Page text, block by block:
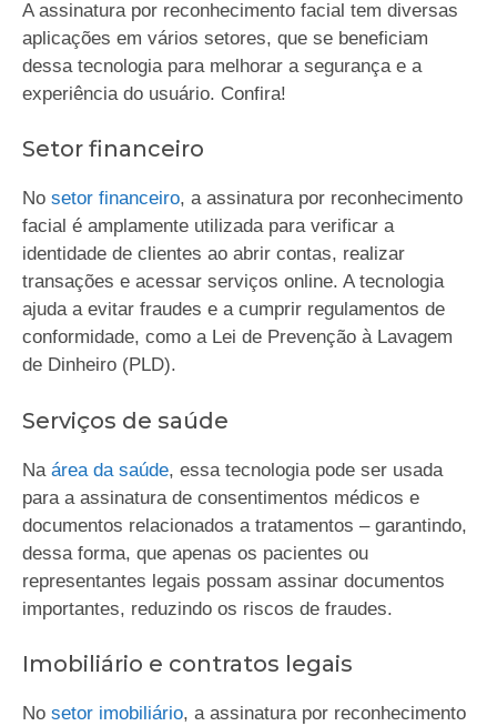
A assinatura por reconhecimento facial tem diversas
aplicações em vários setores, que se beneficiam
dessa tecnologia para melhorar a segurança e a
experiência do usuário. Confira!
Setor financeiro
No setor financeiro, a assinatura por reconhecimento
facial é amplamente utilizada para verificar a
identidade de clientes ao abrir contas, realizar
transações e acessar serviços online. A tecnologia
ajuda a evitar fraudes e a cumprir regulamentos de
conformidade, como a Lei de Prevenção à Lavagem
de Dinheiro (PLD).
Serviços de saúde
Na área da saúde, essa tecnologia pode ser usada
para a assinatura de consentimentos médicos e
documentos relacionados a tratamentos – garantindo,
dessa forma, que apenas os pacientes ou
representantes legais possam assinar documentos
importantes, reduzindo os riscos de fraudes.
Imobiliário e contratos legais
No setor imobiliário, a assinatura por reconhecimento